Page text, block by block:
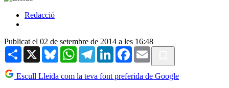
Redacció
Publicat el 02 de setembre de 2014 a les 16:48
Share X BlueskyWhatsAppTelegramLinkedInFacebook
Email
Escull Lleida com la teva font preferida de Google